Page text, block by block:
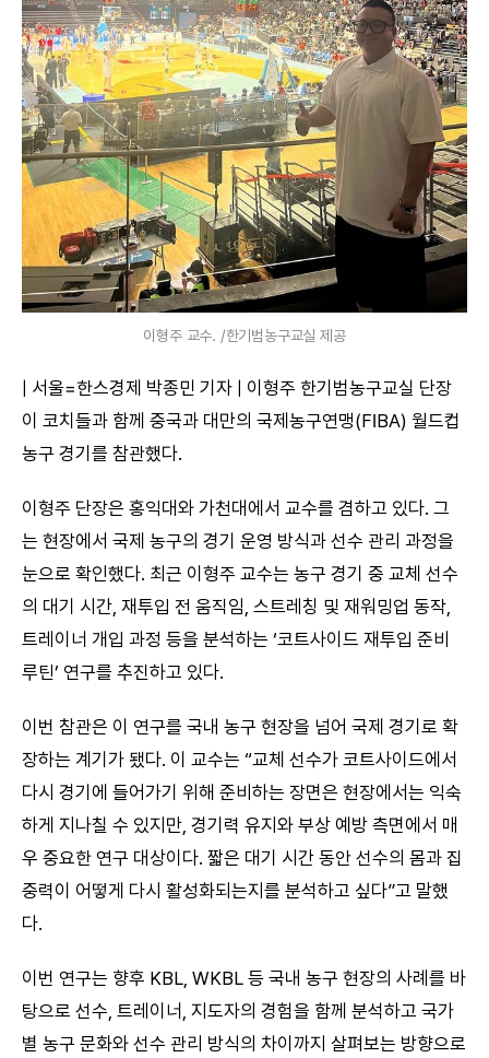
이형주 교수. /한기범농구교실 제공
| 서울=한스경제 박종민 기자 | 이형주 한기범농구교실 단장
이 코치들과 함께 중국과 대만의 국제농구연맹(FIBA) 월드컵
농구 경기를 참관했다.
이형주 단장은 홍익대와 가천대에서 교수를 겸하고 있다. 그
는 현장에서 국제 농구의 경기 운영 방식과 선수 관리 과정을
눈으로 확인했다. 최근 이형주 교수는 농구 경기 중 교체 선수
의 대기 시간, 재투입 전 움직임, 스트레칭 및 재워밍업 동작,
트레이너 개입 과정 등을 분석하는 ‘코트사이드 재투입 준비
루틴’ 연구를 추진하고 있다.
이번 참관은 이 연구를 국내 농구 현장을 넘어 국제 경기로 확
장하는 계기가 됐다. 이 교수는 “교체 선수가 코트사이드에서
다시 경기에 들어가기 위해 준비하는 장면은 현장에서는 익숙
하게 지나칠 수 있지만, 경기력 유지와 부상 예방 측면에서 매
우 중요한 연구 대상이다. 짧은 대기 시간 동안 선수의 몸과 집
중력이 어떻게 다시 활성화되는지를 분석하고 싶다”고 말했
다.
이번 연구는 향후 KBL, WKBL 등 국내 농구 현장의 사례를 바
탕으로 선수, 트레이너, 지도자의 경험을 함께 분석하고 국가
별 농구 문화와 선수 관리 방식의 차이까지 살펴보는 방향으로